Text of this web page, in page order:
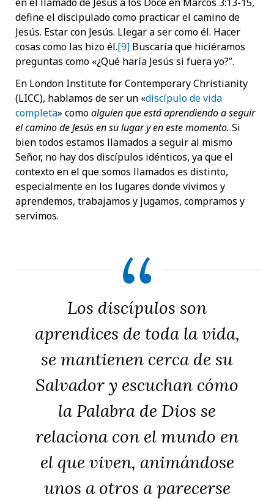
define el discipulado como practicar el camino de
Jesús. Estar con Jesús. Llegar a ser como él. Hacer
cosas como las hizo él.[9] Buscaría que hiciéramos
preguntas como «¿Qué haría Jesús si fuera yo?”.
En London Institute for Contemporary Christianity
(LICC), hablamos de ser un «discípulo de vida
completa» comoalguien que está aprendiendo a seguir
el camino de Jesús en su lugar y en este momento. Si
bien todos estamos llamados a seguir al mismo
Señor, no hay dos discípulos idénticos, ya que el
contexto en el que somos llamados es distinto,
especialmente en los lugares donde vivimos y
aprendemos, trabajamos y jugamos, compramos y
servimos.
Los discípulos son
aprendices de toda la vida,
se mantienen cerca de su
Salvador y escuchan cómo
la Palabra de Dios se
relaciona con el mundo en
el que viven, animándose
unos a otros a parecerse